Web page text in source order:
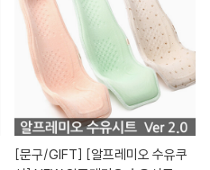
[문구/GIFT]